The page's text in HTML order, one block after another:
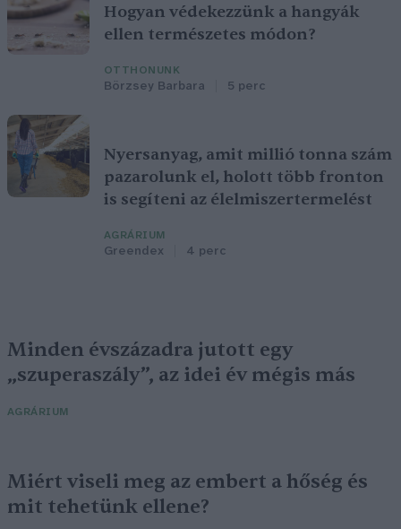
Hogyan védekezzünk a hangyák
ellen természetes módon?
OTTHONUNK
Börzsey Barbara 5 perc
Nyersanyag, amit millió tonna szám
pazarolunk el, holott több fronton
is segíteni az élelmiszertermelést
AGRÁRIUM
Greendex 4 perc
Minden évszázadra jutott egy
„szuperaszály”, az idei év mégis más
AGRÁRIUM
Miért viseli meg az embert a hőség és
mit tehetünk ellene?